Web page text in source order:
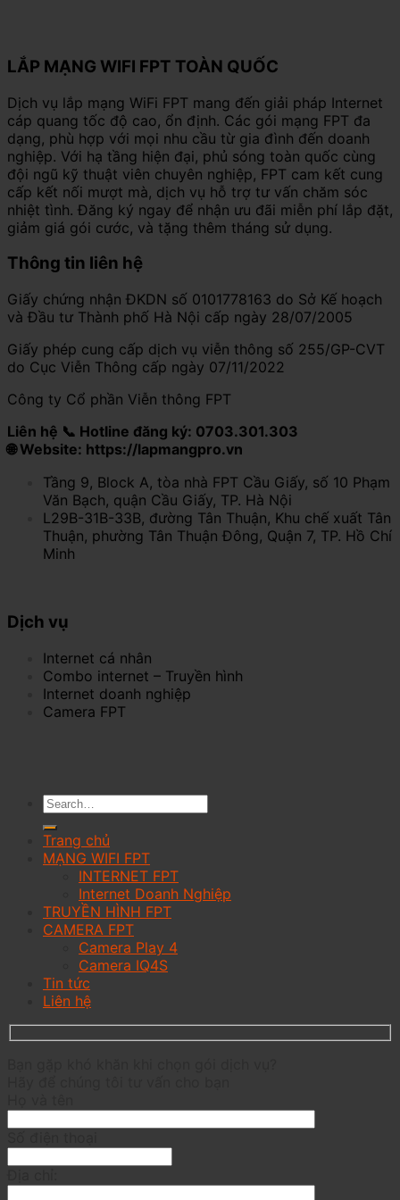
LẮP MẠNG WIFI FPT TOÀN QUỐC
Dịch vụ lắp mạng WiFi FPT mang đến giải pháp Internet
cáp quang tốc độ cao, ổn định. Các gói mạng FPT đa
dạng, phù hợp với mọi nhu cầu từ gia đình đến doanh
nghiệp. Với hạ tầng hiện đại, phủ sóng toàn quốc cùng
đội ngũ kỹ thuật viên chuyên nghiệp, FPT cam kết cung
cấp kết nối mượt mà, dịch vụ hỗ trợ tư vấn chăm sóc
nhiệt tình. Đăng ký ngay để nhận ưu đãi miễn phí lắp đặt,
giảm giá gói cước, và tặng thêm tháng sử dụng.
Thông tin liên hệ
Giấy chứng nhận ĐKDN số 0101778163 do Sở Kế hoạch
và Đầu tư Thành phố Hà Nội cấp ngày 28/07/2005
Giấy phép cung cấp dịch vụ viễn thông số 255/GP-CVT
do Cục Viễn Thông cấp ngày 07/11/2022
Công ty Cổ phần Viễn thông FPT
Liên hệ 📞 Hotline đăng ký: 0703.301.303
🌐 Website: https://lapmangpro.vn
Tầng 9, Block A, tòa nhà FPT Cầu Giấy, số 10 Phạm
Văn Bạch, quận Cầu Giấy, TP. Hà Nội
L29B-31B-33B, đường Tân Thuận, Khu chế xuất Tân
Thuận, phường Tân Thuận Đông, Quận 7, TP. Hồ Chí
Minh
Dịch vụ
Internet cá nhân
Combo internet – Truyền hình
Internet doanh nghiệp
Camera FPT
Trang chủ
MẠNG WIFI FPT
INTERNET FPT
Internet Doanh Nghiệp
TRUYỀN HÌNH FPT
CAMERA FPT
Camera Play 4
Camera IQ4S
Tin tức
Liên hệ